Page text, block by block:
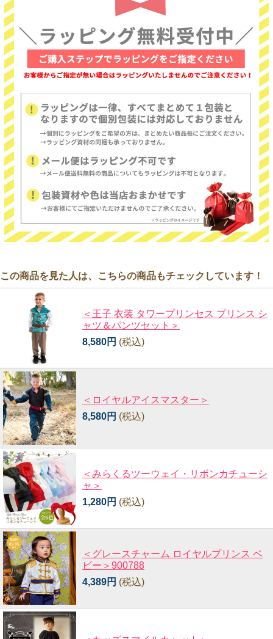
この商品を見た人は、こちらの商品もチェックしています！
＜王子 衣装 タワープリンセス プリンス シ
ャツ＆パンツセット＞
8,580円 (税込)
＜ロイヤルアイスマスター＞
8,580円 (税込)
＜みらくるツーウェイ・リボンカチューシ
ャ＞
1,280円 (税込)
＜グレースチャーム ロイヤルプリンス ベ
ビー＞900788
4,389円 (税込)